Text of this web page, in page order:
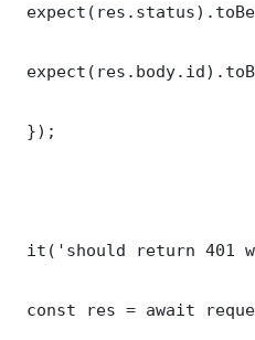
});
it('should return 401
const res = await